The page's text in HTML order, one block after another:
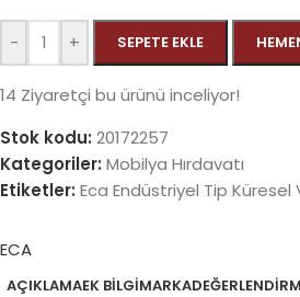
- + SEPETE EKLE
14 Ziyaretçi bu ürünü inceliyor!
Stok kodu: 20172257
Kategoriler: Mobilya Hırdavatı
Etiketler: Eca Endüstriyel Tip
ECA
AÇIKLAMAEK BILGIMARKA